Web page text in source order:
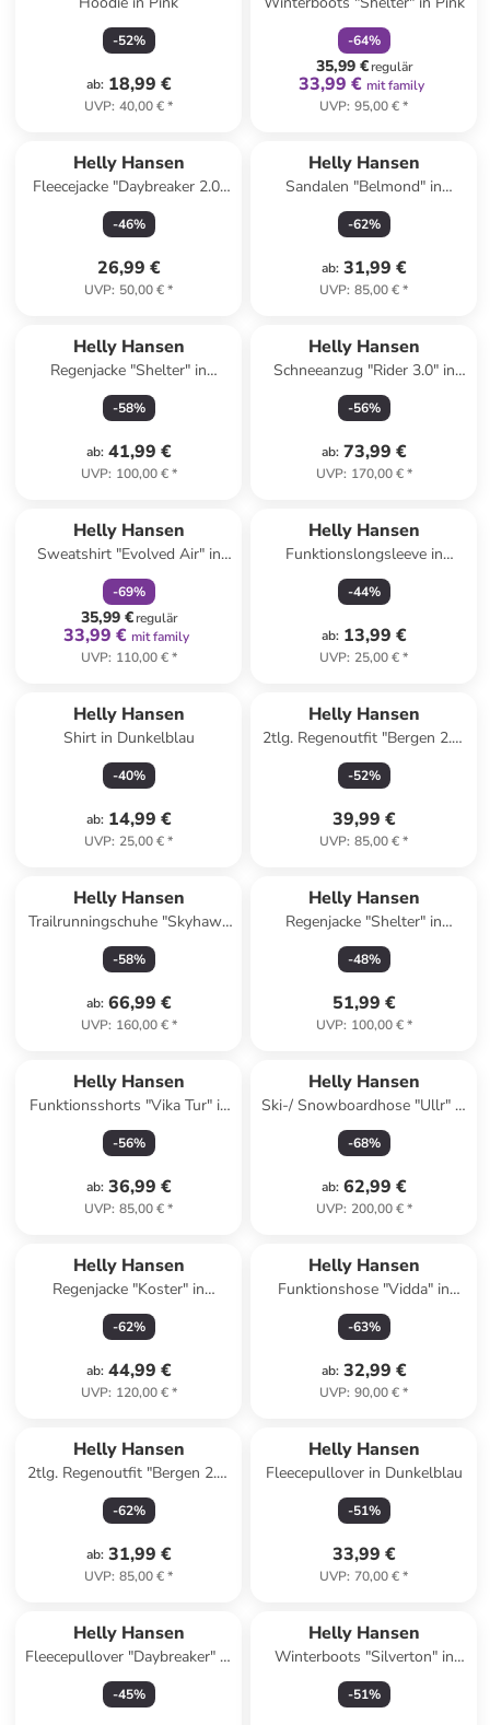
-52%
ab: 18,99 €
UVP: 40,00 €*
-64%
35,99 €regulär
33,99 € mit family
UVP: 95,00 €*
Helly Hansen
Fleecejacke "Daybreaker 2.0"
in Schwarz
-46%
26,99 €
UVP: 50,00 €*
Helly Hansen
Sandalen "Belmond" in
Dunkelblau
-62%
ab: 31,99 €
UVP: 85,00 €*
Helly Hansen
Regenjacke "Shelter" in
Hellblau
-58%
ab: 41,99 €
UVP: 100,00 €*
Helly Hansen
Schneeanzug "Rider 3.0" in
Beige/ Dunkelblau
-56%
ab: 73,99 €
UVP: 170,00 €*
Helly Hansen
Sweatshirt "Evolved Air" in
Schwarz
-69%
35,99 €regulär
33,99 € mit family
UVP: 110,00 €*
Helly Hansen
Funktionslongsleeve in
Dunkelblau
-44%
ab: 13,99 €
UVP: 25,00 €*
Helly Hansen
Shirt in Dunkelblau
-40%
ab: 14,99 €
UVP: 25,00 €*
Helly Hansen
2tlg. Regenoutfit "Bergen 2.0"
in Beige
-52%
39,99 €
UVP: 85,00 €*
Helly Hansen
Trailrunningschuhe "Skyhawk
TR" in Grau
-58%
ab: 66,99 €
UVP: 160,00 €*
Helly Hansen
Regenjacke "Shelter" in
Dunkelblau
-48%
51,99 €
UVP: 100,00 €*
Helly Hansen
Funktionsshorts "Vika Tur" in
Grün
-56%
ab: 36,99 €
UVP: 85,00 €*
Helly Hansen
Ski-/ Snowboardhose "Ullr" in
Grün
-68%
ab: 62,99 €
UVP: 200,00 €*
Helly Hansen
Regenjacke "Koster" in
Dunkelblau
-62%
ab: 44,99 €
UVP: 120,00 €*
Helly Hansen
Funktionshose "Vidda" in
Khaki
-63%
ab: 32,99 €
UVP: 90,00 €*
Helly Hansen
2tlg. Regenoutfit "Bergen 2.0"
in Dunkelblau
-62%
ab: 31,99 €
UVP: 85,00 €*
Helly Hansen
Fleecepullover in Dunkelblau
-51%
33,99 €
UVP: 70,00 €*
Helly Hansen
Fleecepullover "Daybreaker" in
Dunkelblau
-45%
Helly Hansen
Winterboots "Silverton" in
Khaki
-51%